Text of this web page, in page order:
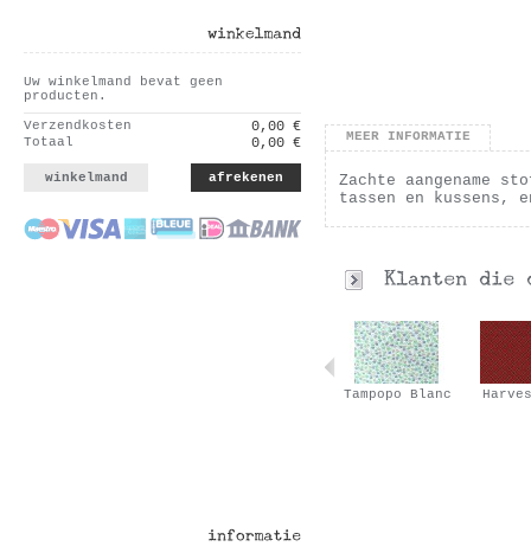
Uw winkelmand bevat geen
producten.
Verzendkosten 0,00 €
Totaal 0,00 €
winkelmand afrekenen
MEER INFORMATIE
Zachte aangename
tassen en kussens,
Tampopo Blanc